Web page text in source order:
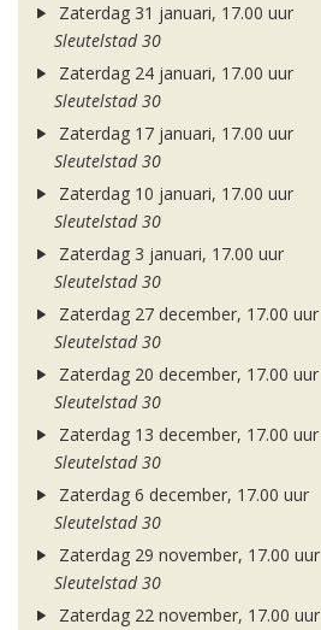
Zaterdag 31 januari, 17.00 uur
Sleutelstad 30
Zaterdag 24 januari, 17.00 uur
Sleutelstad 30
Zaterdag 17 januari, 17.00 uur
Sleutelstad 30
Zaterdag 10 januari, 17.00 uur
Sleutelstad 30
Zaterdag 3 januari, 17.00 uur
Sleutelstad 30
Zaterdag 27 december, 17.00 uur
Sleutelstad 30
Zaterdag 20 december, 17.00 uur
Sleutelstad 30
Zaterdag 13 december, 17.00 uur
Sleutelstad 30
Zaterdag 6 december, 17.00 uur
Sleutelstad 30
Zaterdag 29 november, 17.00 uur
Sleutelstad 30
Zaterdag 22 november, 17.00 uur